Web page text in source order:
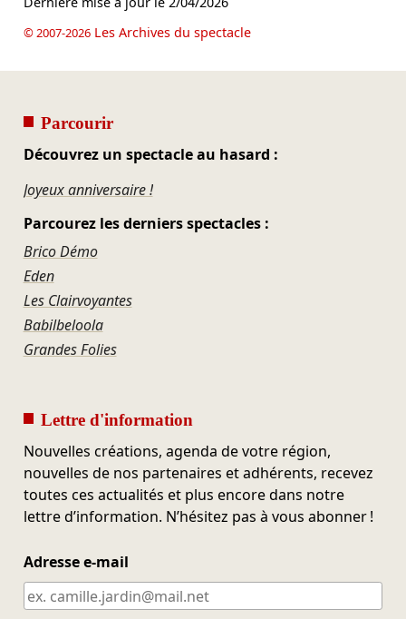
© 2007-2026Les Archives du spectacle
Parcourir
Découvrez un spectacle au hasard :
Joyeux anniversaire !
Parcourez les derniers spectacles :
Brico Démo
Eden
Les Clairvoyantes
Babilbeloola
Grandes Folies
Lettre d'information
Nouvelles créations, agenda de votre région,
nouvelles de nos partenaires et adhérents, recevez
toutes ces actualités et plus encore dans notre
lettre d’information. N’hésitez pas à vous abonner !
Adresse e-mail